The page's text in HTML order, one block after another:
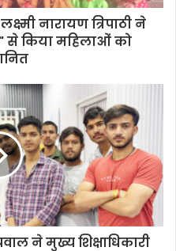
नारायण त्रिपाठी ने
से किया महिलाओं को
ने मुख्य शिक्षाधिकारी